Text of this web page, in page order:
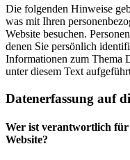
Die folgenden Hinweise
was mit Ihren
Website besuchen.
denen Sie persönlich
Informationen zum Thema
unter diesem Text
Datenerfassung auf
Wer ist verantwortlich für
Website?